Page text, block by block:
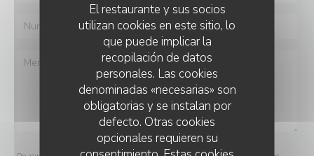
El restaurante y sus socios
utilizan cookies en este sitio, lo
que puede implicar la
recopilación de datos
personales. Las cookies
denominadas «necesarias» son
obligatorias y se instalan por
defecto. Otras cookies
opcionales requieren su